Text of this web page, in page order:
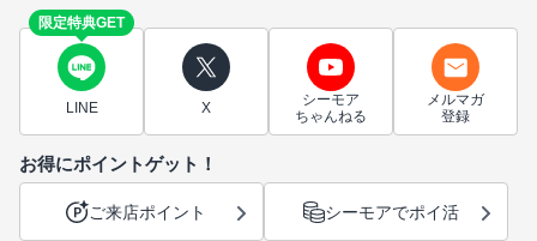
限定特典GET
LINE X
シーモア
ちゃんねる
メルマガ
登録
お得にポイントゲット！
ご来店ポイント シーモアでポイ活